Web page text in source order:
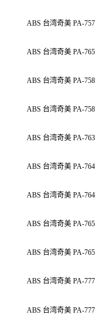
ABS 台湾奇美 PA-
ABS 台湾奇美 PA-
ABS 台湾奇美 PA-758
ABS 台湾奇美 PA-
ABS 台湾奇美 PA-763
ABS 台湾奇美 PA-764
ABS 台湾奇美 PA-
ABS 台湾奇美 PA-765
ABS 台湾奇美 PA-
ABS 台湾奇美 PA-
ABS 台湾奇美 PA-